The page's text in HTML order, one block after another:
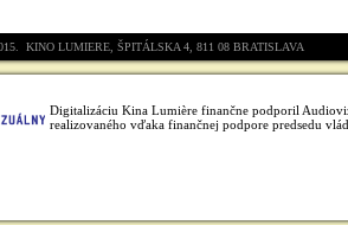
KINO LUMIERE, ŠPITÁLSKA 4, 811 08 BRATISLAVA
Digitalizáciu Kina Lumière finančne podporil
realizovaného vďaka finančnej podpore predsedu